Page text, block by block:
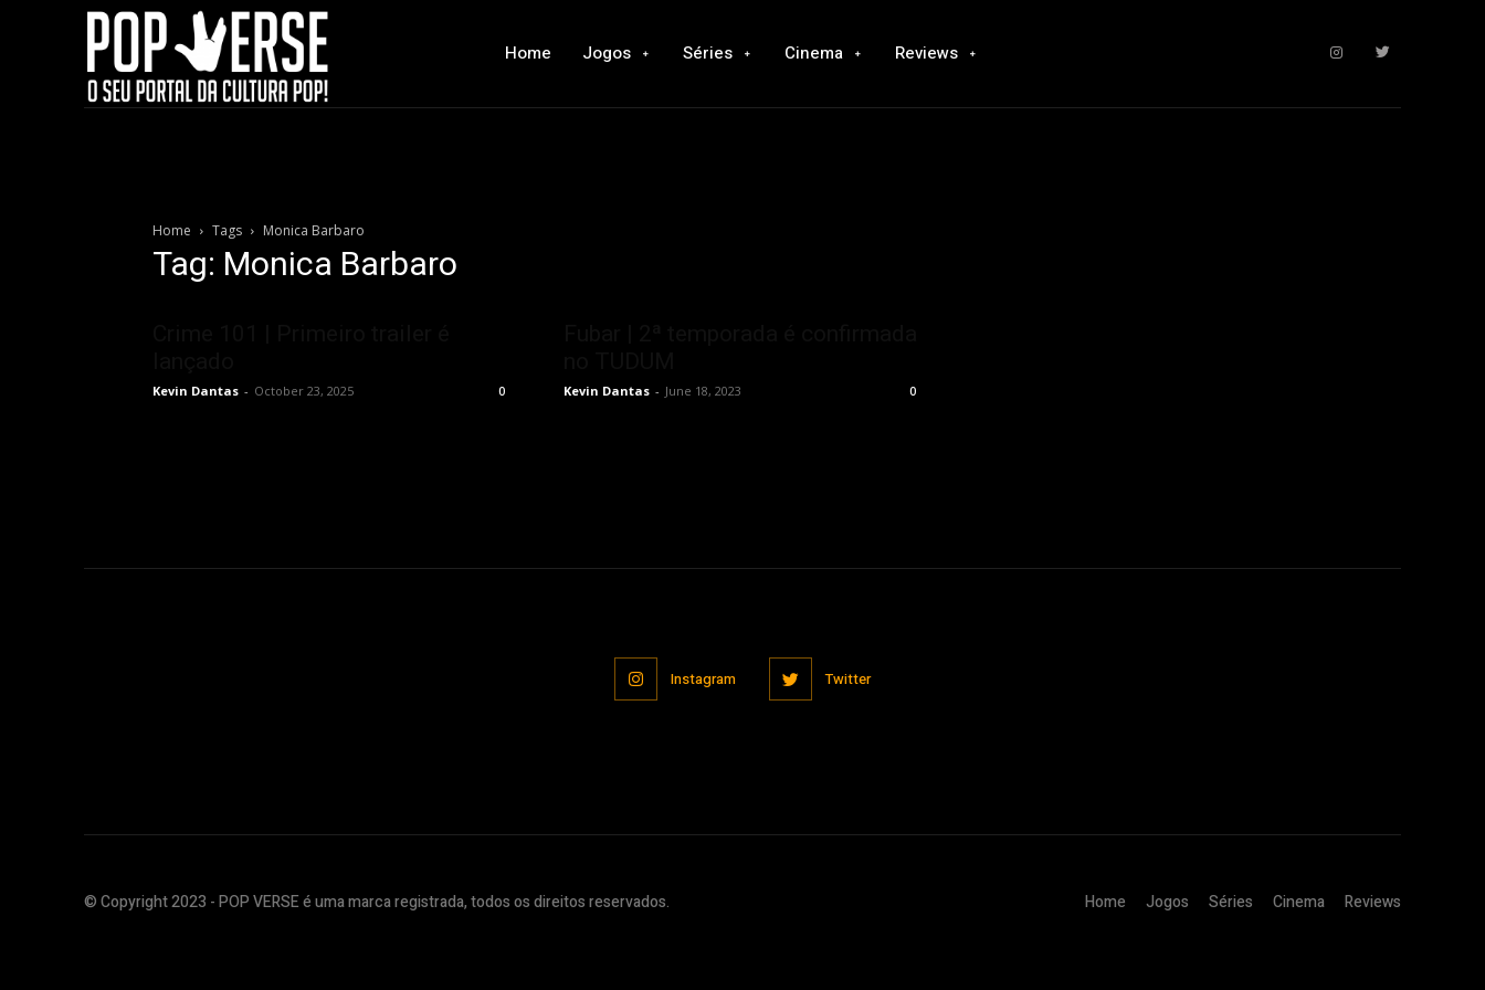
Home Jogos Séries Cinema Reviews
Home Tags Monica Barbaro
Tag: Monica Barbaro
Kevin Dantas - October 23, 2025 0 Kevin Dantas - June 18, 2023 0
Instagram Twitter
© Copyright 2023 - POP VERSE é uma marca registrada, todos os direitos reservados. Home Jogos Séries Cinema Reviews